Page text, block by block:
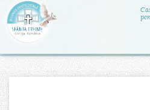
Jump to